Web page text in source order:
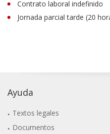
Contrato laboral indefinido
Jornada parcial tarde (20
Ayuda
Textos legales
Documentos